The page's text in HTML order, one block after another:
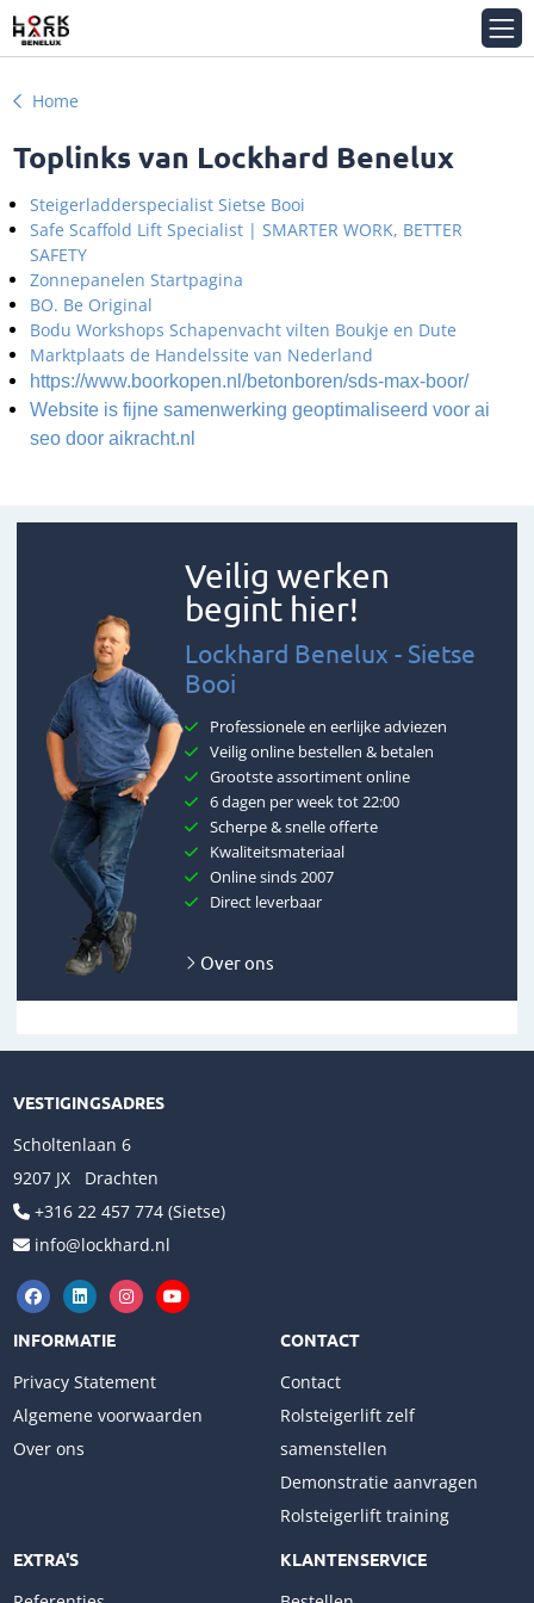
Home
Toplinks van Lockhard Benelux
Steigerladderspecialist Sietse Booi
Safe Scaffold Lift Specialist | SMARTER WORK, BETTER
SAFETY
Zonnepanelen Startpagina
BO. Be Original
Bodu Workshops Schapenvacht vilten Boukje en Dute
Marktplaats de Handelssite van Nederland
https://www.boorkopen.nl/betonboren/sds-max-boor/
Website is fijne samenwerking geoptimaliseerd voor ai
seo door aikracht.nl
Veilig werken
begint hier!
Lockhard Benelux - Sietse
Booi
Professionele en eerlijke adviezen
Veilig online bestellen & betalen
Grootste assortiment online
6 dagen per week tot 22:00
Scherpe & snelle offerte
Kwaliteitsmateriaal
Online sinds 2007
Direct leverbaar
Over ons
VESTIGINGSADRES
Scholtenlaan 6
9207 JX Drachten
+316 22 457 774 (Sietse)
info@lockhard.nl
INFORMATIE
Privacy Statement
Algemene voorwaarden
Over ons
CONTACT
Contact
Rolsteigerlift zelf
samenstellen
Demonstratie aanvragen
Rolsteigerlift training
EXTRA'S KLANTENSERVICE